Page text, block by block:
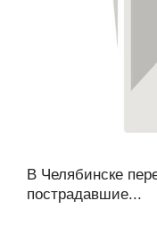
В Челябинске
пострадавшие...